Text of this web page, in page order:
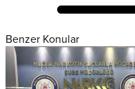
Benzer Konular